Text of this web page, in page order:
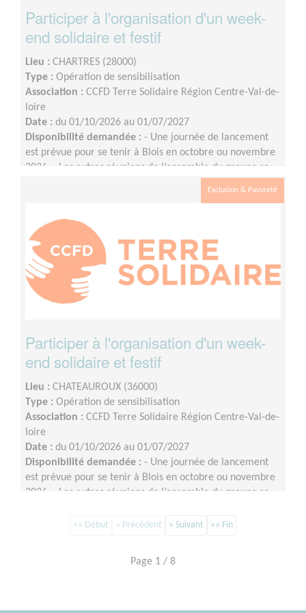
Participer à l'organisation d'un week-
end solidaire et festif
Lieu : CHARTRES (28000)
Type : Opération de sensibilisation
Association : CCFD Terre Solidaire Région Centre-Val-de-
loire
Date : du 01/10/2026 au 01/07/2027
Disponibilité demandée : - Une journée de lancement
est prévue pour se tenir à Blois en octobre ou novembre
2026 ;- Les autres réunions de l’ensemble du groupe se
réuniront entre les réunions de l’ensemble du groupe
selon les besoins et les disponibilités.
Exclusion & Pauvreté
Participer à l'organisation d'un week-
end solidaire et festif
Lieu : CHATEAUROUX (36000)
Type : Opération de sensibilisation
Association : CCFD Terre Solidaire Région Centre-Val-de-
loire
Date : du 01/10/2026 au 01/07/2027
Disponibilité demandée : - Une journée de lancement
est prévue pour se tenir à Blois en octobre ou novembre
2026 ;- Les autres réunions de l’ensemble du groupe se
(le rythme pourra évoluer à l'approche de l'événement)
selon les besoins et les disponibilités.
«« Début « Précédent » Suivant »» Fin
Page 1 / 8